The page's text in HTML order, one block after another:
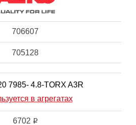
706607
705128
7985- 4.8-TORX A3R
в агрегатах
6702 i